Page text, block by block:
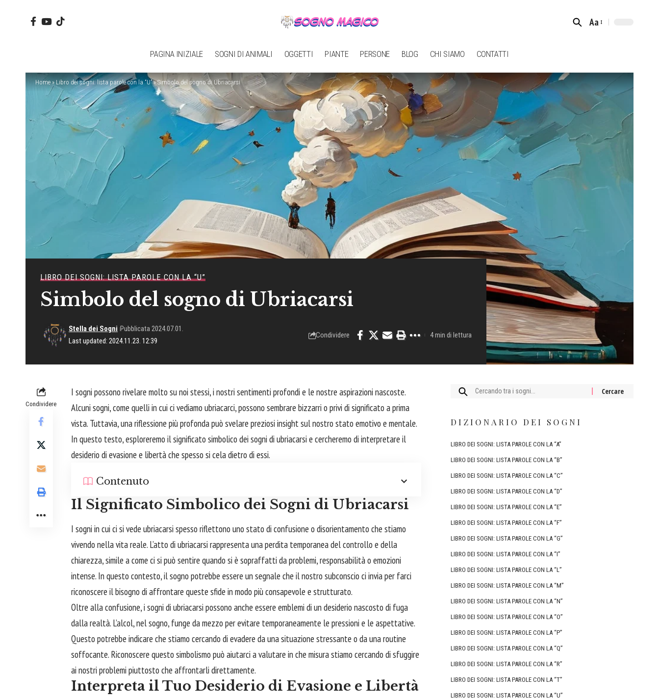
Font
Aa
PAGINA INIZIALE SOGNI DI ANIMALI OGGETTI PIANTE PERSONE BLOG CHI SIAMO CONTATTI
Home»Libro dei sogni: lista parole con la “U”»Simbolo del sogno di Ubriacarsi
LIBRO DEI SOGNI: LISTA PAROLE CON LA “U”
Simbolo del sogno di Ubriacarsi
Last updated: 2024.11.23. 12:39
Stella dei Sogni Pubblicata 2024.07.01.
Condividere 4 min di lettura
Condividere
I sogni possono rivelare molto su noi stessi, i nostri sentimenti profondi e le nostre aspirazioni nascoste.
Alcuni sogni, come quelli in cui ci vediamo ubriacarci, possono sembrare bizzarri o privi di significato a prima
vista. Tuttavia, una riflessione più profonda può svelare preziosi insight sul nostro stato emotivo e mentale.
In questo testo, esploreremo il significato simbolico dei sogni di ubriacarsi e cercheremo di interpretare il
desiderio di evasione e libertà che spesso si cela dietro di essi.
Contenuto
Il Significato Simbolico dei Sogni di Ubriacarsi
I sogni in cui ci si vede ubriacarsi spesso riflettono uno stato diconfusione o disorientamento che stiamo
vivendo nella vita reale. L’atto di ubriacarsi rappresenta una perdita temporanea del controllo e della
chiarezza, simile a come ci si può sentire quando si è sopraffatti da problemi, responsabilità o emozioni
intense. In questo contesto, il sogno potrebbe essere un segnale che il nostro subconscio ci invia per farci
riconoscere ilbisogno diaffrontare queste sfide in modo più consapevole e strutturato.
Oltre alla confusione, i sogni di ubriacarsi possono anche essere emblemi di un desiderio nascosto di fuga
dalla realtà. L’alcol, nel sogno, funge da mezzo per evitare temporaneamente le pressioni e le aspettative.
Questo potrebbe indicare che stiamo cercando di evadere da una situazione stressante o da una routine
soffocante. Riconoscere questo simbolismo può aiutarci a valutare in che misura stiamo cercando di sfuggire
ai nostri problemi piuttosto che affrontarli direttamente.
Interpreta il Tuo Desiderio di Evasione e Libertà
Cercare:
DIZIONARIO DEI SOGNI
LIBRO DEI SOGNI: LISTA PAROLE CON LA “A”
LIBRO DEI SOGNI: LISTA PAROLE CON LA “B”
LIBRO DEI SOGNI: LISTA PAROLE CON LA “C”
LIBRO DEI SOGNI: LISTA PAROLE CON LA “D”
LIBRO DEI SOGNI: LISTA PAROLE CON LA “E”
LIBRO DEI SOGNI: LISTA PAROLE CON LA “F”
LIBRO DEI SOGNI: LISTA PAROLE CON LA “G”
LIBRO DEI SOGNI: LISTA PAROLE CON LA “I”
LIBRO DEI SOGNI: LISTA PAROLE CON LA “L”
LIBRO DEI SOGNI: LISTA PAROLE CON LA “M”
LIBRO DEI SOGNI: LISTA PAROLE CON LA “N”
LIBRO DEI SOGNI: LISTA PAROLE CON LA “O”
LIBRO DEI SOGNI: LISTA PAROLE CON LA “P”
LIBRO DEI SOGNI: LISTA PAROLE CON LA “Q”
LIBRO DEI SOGNI: LISTA PAROLE CON LA “R”
LIBRO DEI SOGNI: LISTA PAROLE CON LA “T”
LIBRO DEI SOGNI: LISTA PAROLE CON LA “U”